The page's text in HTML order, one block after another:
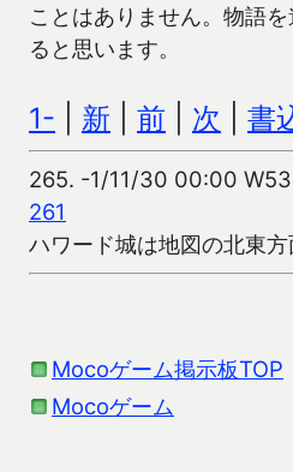
ことはありません。物語
ると思います。
1- 新 前 次 書
265. -1/11/30 00:00
261
ハワード城は地図の北東方
Mocoゲーム掲示板TOP
Mocoゲーム